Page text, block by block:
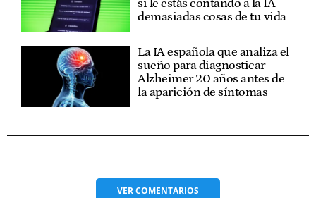
si le estás contando a la IA
demasiadas cosas de tu vida
La IA española que analiza el
sueño para diagnosticar
Alzheimer 20 años antes de
la aparición de síntomas
VERCOMENTARIOS